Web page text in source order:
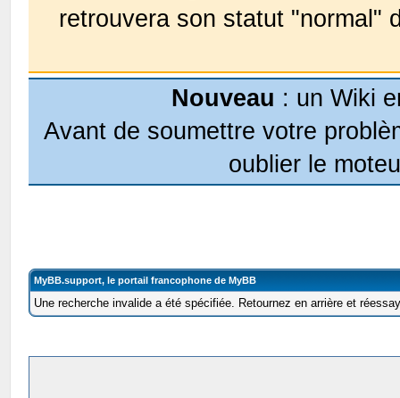
retrouvera son statut "normal"
Nouveau : un Wiki
Avant de soumettre votre
oublier le
MyBB.support, le portail francophone de MyBB
Une recherche invalide a été spécifiée. Retournez en arrière et